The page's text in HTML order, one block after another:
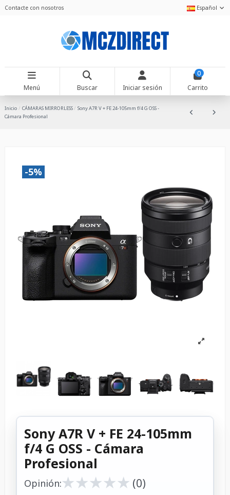
Contacte con nosotros Español
Menú Buscar Iniciar sesión
0
Carrito
Inicio CÁMARAS MIRRORLESS
Sony A7R V + FE 24-105mm f/4 G OSS -
Cámara Profesional
-5%
Sony A7R V + FE 24-105mm
f/4 G OSS - Cámara
Profesional
Opinión:★
★★
★★
★★
★★
★ (0)